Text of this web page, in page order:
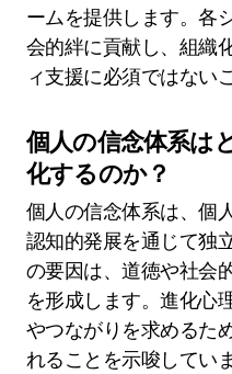
ームを提供します。各
会的絆に貢献し、組織
ィ支援に必須ではない
個人の信念体系は
化するのか？
個人の信念体系は、個
認知的発展を通じて独
の要因は、道徳や社会
を形成します。進化心
やつながりを求めるた
れることを示唆してい